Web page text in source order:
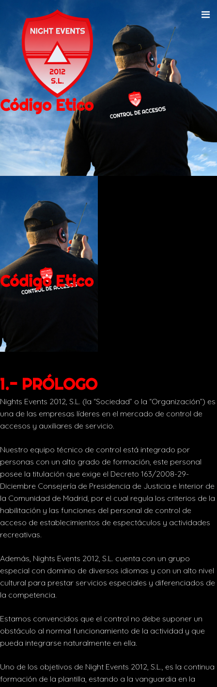
Código Etico
Código Etico
1.- PRÓLOGO
Nights Events 2012, S.L. (la “Sociedad” o la “Organización”) es
una de las empresas líderes en el mercado de control de
accesos y auxiliares de servicio.
Nuestro equipo técnico de control está integrado por
personas con un alto grado de formación, este personal
posee la titulación que exige el Decreto 163/2008-29-
Diciembre Consejería de Presidencia de Justicia e Interior de
la Comunidad de Madrid, por el cual regula los criterios de la
habilitación y las funciones del personal de control de
acceso de establecimientos de espectáculos y actividades
recreativas.
Además, Nights Events 2012, S.L. cuenta con un grupo
especial con dominio de diversos idiomas y con un alto nivel
cultural para prestar servicios especiales y diferenciados de
la competencia.
Estamos convencidos que el control no debe suponer un
obstáculo al normal funcionamiento de la actividad y que
pueda integrarse naturalmente en ella.
Uno de los objetivos de Night Events 2012, S.L., es la continua
formación de la plantilla, estando a la vanguardia en la